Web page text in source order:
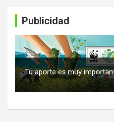
Publicidad
Tu aporte es muy